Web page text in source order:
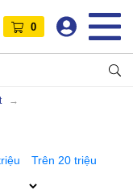
0
Trên 20 triệu